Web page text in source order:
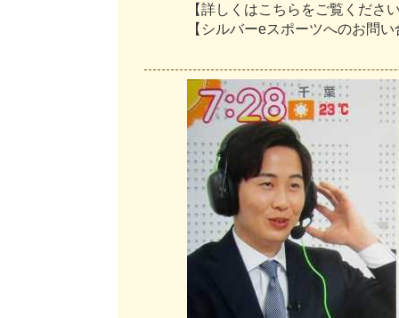
【詳し く はこ ち ら をご覧 く ださ
【 シルバーeスポーツへのお問い